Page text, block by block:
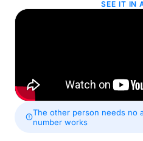
SEE IT IN
The other person needs no
number works